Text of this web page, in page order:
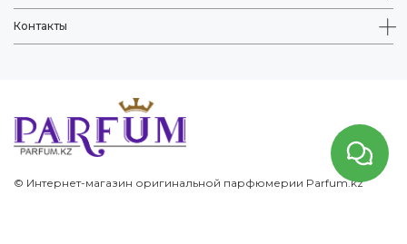
Контакты
© Интернет-магазин оригинальной парфюмерии Parfum.kz